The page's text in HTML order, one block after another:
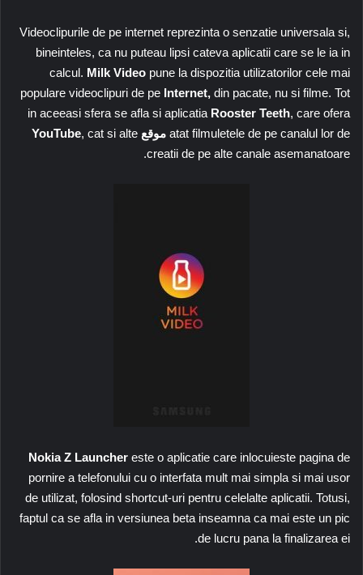
Videoclipurile de pe internet reprezinta o senzatie universala si,
bineinteles, ca nu puteau lipsi cateva aplicatii care se le ia in
calcul. Milk Video pune la dispozitia utilizatorilor cele mai
populare videoclipuri de pe Internet, din pacate, nu si filme. Tot
in aceeasi sfera se afla si aplicatia Rooster Teeth, care ofera
atat filmuletele de pe canalul lor de موقع YouTube , cat si alte
creatii de pe alte canale asemanatoare.
Nokia Z Launcher este o aplicatie care inlocuieste pagina de
pornire a telefonului cu o interfata mult mai simpla si mai usor
de utilizat, folosind shortcut-uri pentru celelalte aplicatii. Totusi,
faptul ca se afla in versiunea beta inseamna ca mai este un pic
de lucru pana la finalizarea ei.